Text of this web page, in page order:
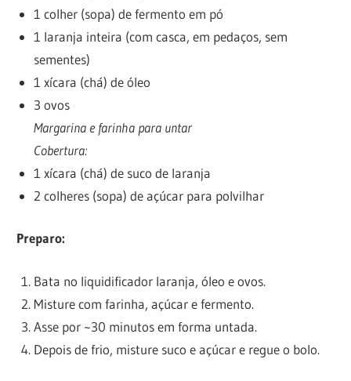
1 colher (sopa) de fermento em pó
1 laranja inteira (com casca, em pedaços, sem
sementes)
1 xícara (chá) de óleo
3 ovos
Margarina e farinha para untar
Cobertura:
1 xícara (chá) de suco de laranja
2 colheres (sopa) de açúcar para polvilhar
Preparo:
Bata no liquidificador laranja, óleo e ovos.
Misture com farinha, açúcar e fermento.
Asse por ~30 minutos em forma untada.
Depois de frio, misture suco e açúcar e regue o bolo.